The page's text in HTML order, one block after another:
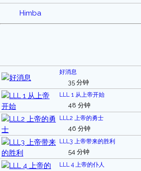
Himba
好消息
35 分钟
LLL 1 从上帝开始
48 分钟
LLL2 上帝的勇士
46 分钟
LLL3 上帝带来的胜利
54 分钟
LLL 4 上帝的仆人